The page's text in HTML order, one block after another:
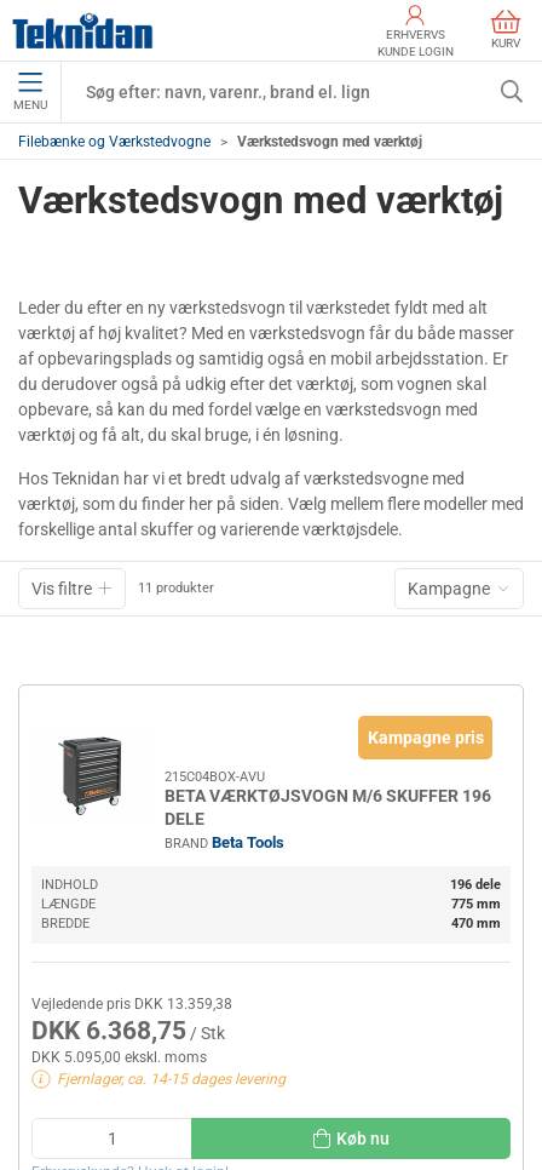
ERHVERVS
KUNDE LOGIN
KURV
MENU
Filebænke og Værkstedvogne Værkstedsvogn med værktøj
Værkstedsvogn med værktøj
Leder du efter en ny værkstedsvogn til værkstedet fyldt med alt
værktøj af høj kvalitet? Med en værkstedsvogn får du både masser
af opbevaringsplads og samtidig også en mobil arbejdsstation. Er
du derudover også på udkig efter det værktøj, som vognen skal
opbevare, så kan du med fordel vælge en værkstedsvogn med
værktøj og få alt, du skal bruge, i én løsning.
Hos Teknidan har vi et bredt udvalg af værkstedsvogne med
værktøj, som du finder her på siden. Vælg mellem flere modeller med
forskellige antal skuffer og varierende værktøjsdele.
Vis filtre 11 produkter Kampagne
Kampagne pris
215C04BOX-AVU
BETA VÆRKTØJSVOGN M/6 SKUFFER 196
DELE
BRAND Beta Tools
INDHOLD
196 dele
LÆNGDE
775 mm
BREDDE
470 mm
Vejledende pris DKK 13.359,38
DKK 6.368,75 / Stk
DKK 5.095,00 ekskl. moms
Fjernlager, ca. 14-15 dages levering
Køb nu